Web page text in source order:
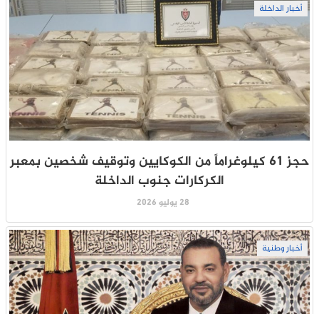
أخبار الداخلة
حجز 61 كيلوغراماً من الكوكايين وتوقيف شخصين بمعبر
الكركارات جنوب الداخلة
28 يوليو 2026
أخبار وطنية